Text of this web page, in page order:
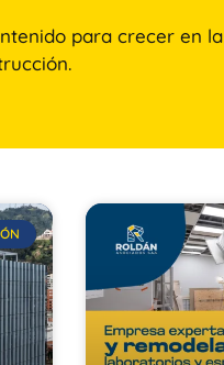
para crecer en la